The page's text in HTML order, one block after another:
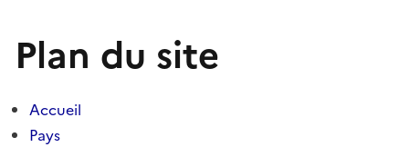
Plan du site
Accueil
Pays